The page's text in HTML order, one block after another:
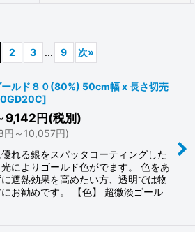
絞り込む
2 3 ... 9 次»
ールド８０(80%) 50cm幅 x 長さ切売
]
9,142円(税別)
円 ～10,057円)
れる銀をスパッタコーティングした
によりゴールド色がでます。 色をあ
遮熱効果を高めたい方、透明では物
お勧めです。 【色】 超微淡ゴール